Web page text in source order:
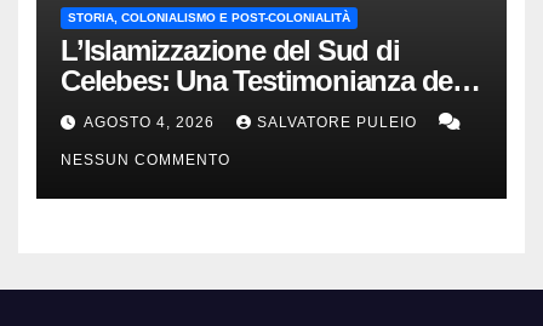
STORIA, COLONIALISMO E POST-COLONIALITÀ
L’Islamizzazione del Sud di
Celebes: Una Testimonianza del
1840.
AGOSTO 4, 2026 SALVATORE PULEIO
NESSUN COMMENTO